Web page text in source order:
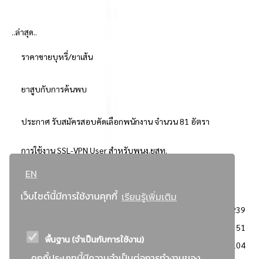
EN
เว็บไซต์นี้มีการใช้งานคุกกี้ เรียนรู้เพิ่มเติม
พื้นฐาน (จำเป็นกับการใช้งาน)
..ล่าสุด..
ราคาขายบุหรี่/ยาเส้น
ยาสูบกับการค้นพบ
ประกาศ รับสมัครสอบคัดเลือกพนักงาน จำนวน 81 อัตรา
การใช้งาน SSL-VPN User สำหรับพนง.ยสท.
..ยอดนิยม..
3239
2351
: วิธีเฉพาะเจาะจง
2104